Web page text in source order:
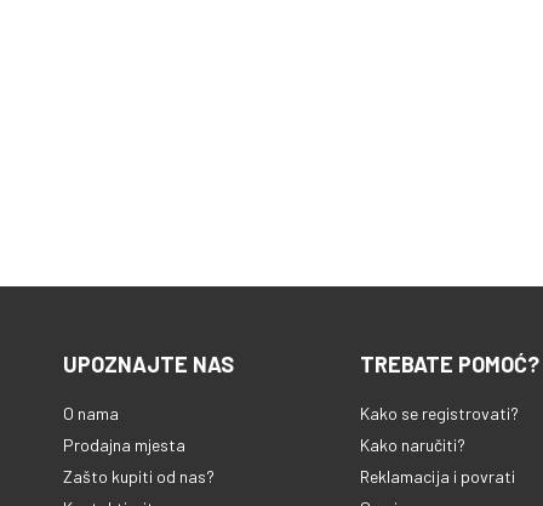
UPOZNAJTE NAS
O nama
Prodajna mjesta
Zašto kupiti od nas?
TREBATE POMOĆ?
Kako se registrovati?
Kako naručiti?
Reklamacija i povrati